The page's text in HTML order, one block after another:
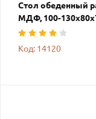
Стол обеденный
МДФ, 100-
Код: 14120